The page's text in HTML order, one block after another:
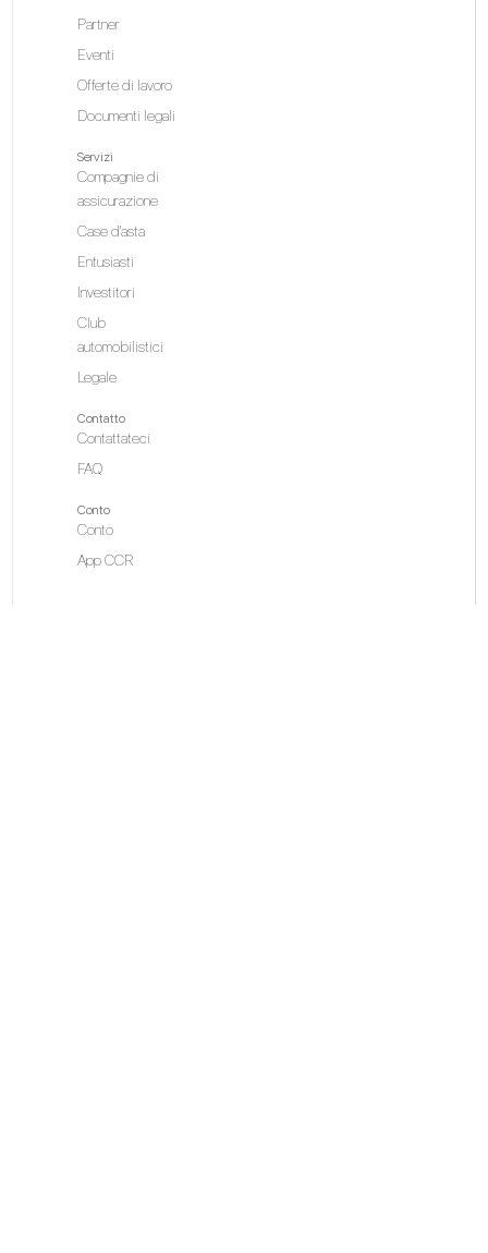
Partner
Eventi
Offerte di lavoro
Documenti legali
Servizi
Compagnie di
assicurazione
Case d'asta
Entusiasti
Investitori
Club
automobilistici
Legale
Contatto
Contattateci
FAQ
Conto
Conto
App CCR